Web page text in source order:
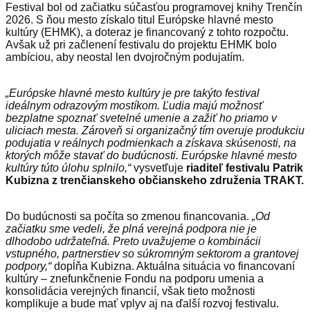
Festival bol od začiatku súčasťou programovej knihy Trenčín
2026. S ňou mesto získalo titul Európske hlavné mesto
kultúry (EHMK), a doteraz je financovaný z tohto rozpočtu.
Avšak už pri začlenení festivalu do projektu EHMK bolo
ambíciou, aby neostal len dvojročným podujatím.
„Európske hlavné mesto kultúry je pre takýto festival
ideálnym odrazovým mostíkom. Ľudia majú možnosť
bezplatne spoznať svetelné umenie a zažiť ho priamo v
uliciach mesta. Zároveň si organizačný tím overuje produkciu
podujatia v reálnych podmienkach a získava skúsenosti, na
ktorých môže stavať do budúcnosti. Európske hlavné mesto
kultúry túto úlohu splnilo,“vysvetľuje riaditeľ festivalu Patrik
Kubizna z trenčianskeho občianskeho združenia TRAKT.
Do budúcnosti sa počíta so zmenou financovania. „Od
začiatku sme vedeli, že plná verejná podpora nie je
dlhodobo udržateľná. Preto uvažujeme o kombinácii
vstupného, partnerstiev so súkromným sektorom a grantovej
podpory,“dopĺňa Kubizna. Aktuálna situácia vo financovaní
kultúry – znefunkčnenie Fondu na podporu umenia a
konsolidácia verejných financií, však tieto možnosti
komplikuje a bude mať vplyv aj na ďalší rozvoj festivalu.